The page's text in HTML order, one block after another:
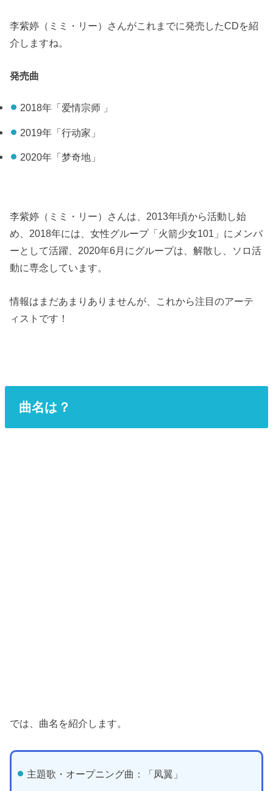
李紫婷（ミミ・リー）さんがこれまでに発売したCDを紹
介しますね。
発売曲
2018年「爱情宗师 」
2019年「行动家」
2020年「梦奇地」
李紫婷（ミミ・リー）さんは、2013年頃から活動し始
め、2018年には、女性グループ「火箭少女101」にメンバ
ーとして活躍、2020年6月にグループは、解散し、ソロ活
動に専念しています。
情報はまだあまりありませんが、これから注目のアーテ
ィストです！
曲名は？
では、曲名を紹介します。
主題歌・オープニング曲：「凤翼」